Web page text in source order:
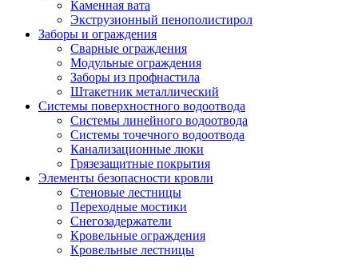
Каменная вата
Экструзионный пенополистирол
Заборы и ограждения
Сварные ограждения
Модульные ограждения
Заборы из профнастила
Штакетник металлический
Системы поверхностного водоотвода
Системы линейного водоотвода
Системы точечного водоотвода
Канализационные люки
Грязезащитные покрытия
Элементы безопасности кровли
Стеновые лестницы
Переходные мостики
Снегозадержатели
Кровельные ограждения
Кровельные лестницы